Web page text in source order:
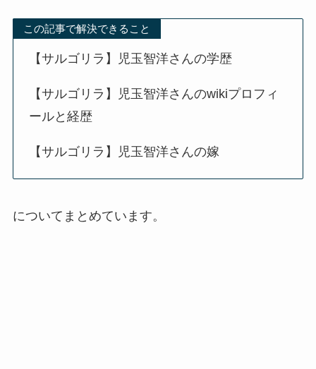
この記事で解決できること
【サルゴリラ】児玉智洋さんの学歴
【サルゴリラ】児玉智洋さんのwikiプロフィ
ールと経歴
【サルゴリラ】児玉智洋さんの嫁
についてまとめています。